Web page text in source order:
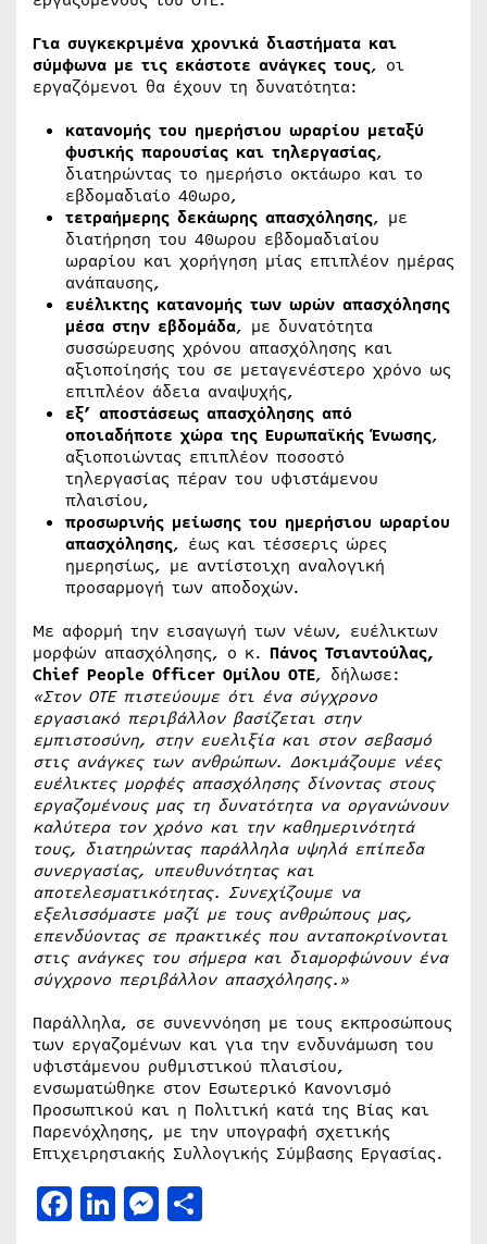
Για συγκεκριμένα χρονικά διαστήματα και
σύμφωνα με τις εκάστοτε ανάγκες τους, οι
εργαζόμενοι θα έχουν τη δυνατότητα:
κατανομής του ημερήσιου ωραρίου μεταξύ
φυσικής παρουσίας και τηλεργασίας,
διατηρώντας το ημερήσιο οκτάωρο και το
εβδομαδιαίο 40ωρο,
τετραήμερης δεκάωρης απασχόλησης, με
διατήρηση του 40ωρου εβδομαδιαίου
ωραρίου και χορήγηση μίας επιπλέον ημέρας
ανάπαυσης,
ευέλικτης κατανομής των ωρών απασχόλησης
μέσα στην εβδομάδα, με δυνατότητα
συσσώρευσης χρόνου απασχόλησης και
αξιοποίησής του σε μεταγενέστερο χρόνο ως
επιπλέον άδεια αναψυχής,
εξ’ αποστάσεως απασχόλησης από
οποιαδήποτε χώρα της Ευρωπαϊκής Ένωσης,
αξιοποιώντας επιπλέον ποσοστό
τηλεργασίας πέραν του υφιστάμενου
πλαισίου,
προσωρινής μείωσης του ημερήσιου ωραρίου
απασχόλησης, έως και τέσσερις ώρες
ημερησίως, με αντίστοιχη αναλογική
προσαρμογή των αποδοχών.
Με αφορμή την εισαγωγή των νέων, ευέλικτων
μορφών απασχόλησης, ο κ. Πάνος Τσιαντούλας,
Chief People Officer Ομίλου ΟΤΕ, δήλωσε:
«Στον ΟΤΕ πιστεύουμε ότι ένα σύγχρονο
εργασιακό περιβάλλον βασίζεται στην
εμπιστοσύνη, στην ευελιξία και στον σεβασμό
στις ανάγκες των ανθρώπων. Δοκιμάζουμε νέες
ευέλικτες μορφές απασχόλησης δίνοντας στους
εργαζομένους μας τη δυνατότητα να οργανώνουν
καλύτερα τον χρόνο και την καθημερινότητά
τους, διατηρώντας παράλληλα υψηλά επίπεδα
συνεργασίας, υπευθυνότητας και
αποτελεσματικότητας. Συνεχίζουμε να
εξελισσόμαστε μαζί με τους ανθρώπους μας,
επενδύοντας σε πρακτικές που ανταποκρίνονται
στις ανάγκες του σήμερα και διαμορφώνουν ένα
σύγχρονο περιβάλλον απασχόλησης.»
Παράλληλα, σε συνεννόηση με τους εκπροσώπους
των εργαζομένων και για την ενδυνάμωση του
υφιστάμενου ρυθμιστικού πλαισίου,
ενσωματώθηκε στον Εσωτερικό Κανονισμό
Προσωπικού και η Πολιτική κατά της Βίας και
Παρενόχλησης, με την υπογραφή σχετικής
Επιχειρησιακής Συλλογικής Σύμβασης Εργασίας.
Facebook
LinkedIn
Messenger